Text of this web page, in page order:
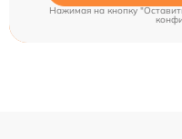
Нажимая на кнопку